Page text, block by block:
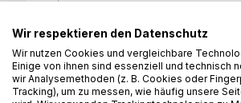
Die Fieberwelt ist ein
Stadt nennen. Sie
der Tod in den sich endlos
doch selten das Ende. Für
Das Leiden der Statuen im
Wir respektieren den Datenschutz
Wir nutzen Cookies und vergleichbare
Einige von ihnen sind essenziell und technisch
wir Analysemethoden (z. B. Cookies oder
Tracking), um zu messen, wie häufig unsere